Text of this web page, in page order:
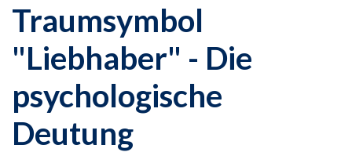
Traumsymbol
"Liebhaber" - Die
psychologische
Deutung